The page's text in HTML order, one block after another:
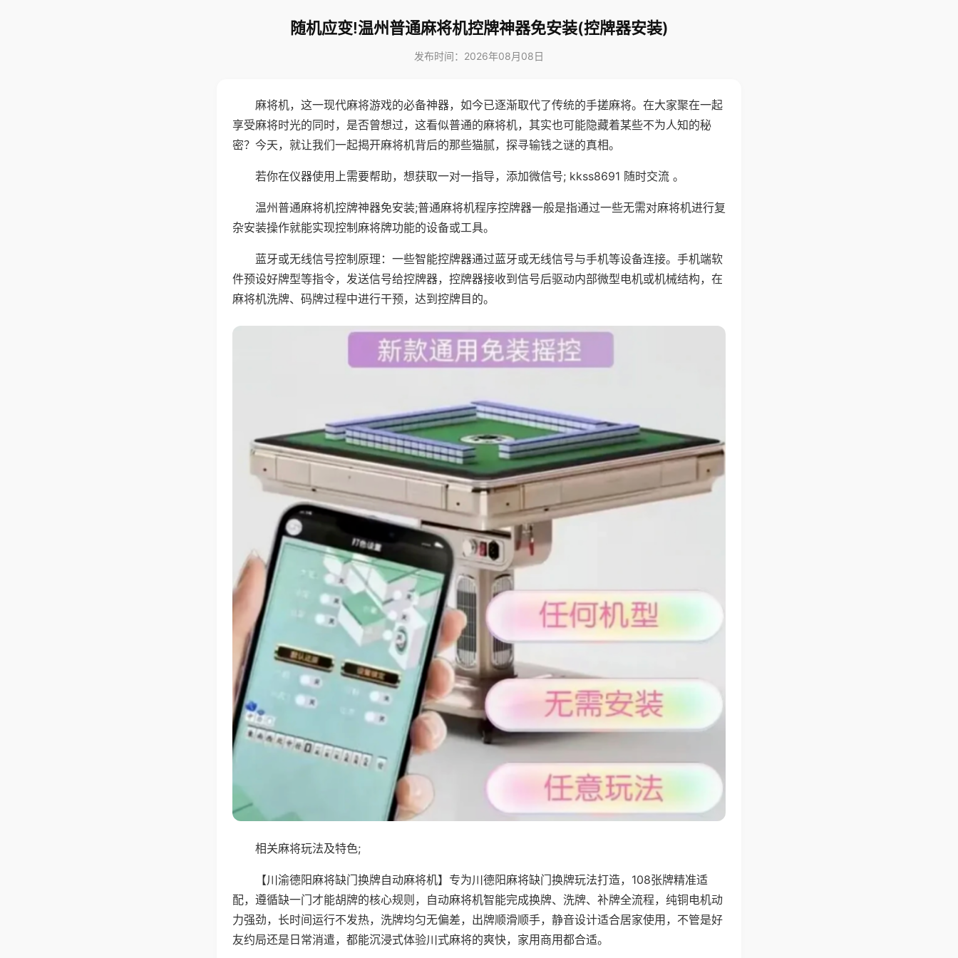
随机应变!温州普通麻将机控牌神器免安装(控牌器安装)
发布时间：2026年08月08日
麻将机，这一现代麻将游戏的必备神器，如今已逐渐取代了传统的手搓麻将。在大家聚在一起
享受麻将时光的同时，是否曾想过，这看似普通的麻将机，其实也可能隐藏着某些不为人知的秘
密？今天，就让我们一起揭开麻将机背后的那些猫腻，探寻输钱之谜的真相。
若你在仪器使用上需要帮助，想获取一对一指导，添加微信号; kkss8691 随时交流 。
温州普通麻将机控牌神器免安装;普通麻将机程序控牌器一般是指通过一些无需对麻将机进行复
杂安装操作就能实现控制麻将牌功能的设备或工具。
蓝牙或无线信号控制原理：一些智能控牌器通过蓝牙或无线信号与手机等设备连接。手机端软
件预设好牌型等指令，发送信号给控牌器，控牌器接收到信号后驱动内部微型电机或机械结构，在
麻将机洗牌、码牌过程中进行干预，达到控牌目的。
相关麻将玩法及特色;
【川渝德阳麻将缺门换牌自动麻将机】专为川德阳麻将缺门换牌玩法打造，108张牌精准适
配，遵循缺一门才能胡牌的核心规则，自动麻将机智能完成换牌、洗牌、补牌全流程，纯铜电机动
力强劲，长时间运行不发热，洗牌均匀无偏差，出牌顺滑顺手，静音设计适合居家使用，不管是好
友约局还是日常消遣，都能沉浸式体验川式麻将的爽快，家用商用都合适。